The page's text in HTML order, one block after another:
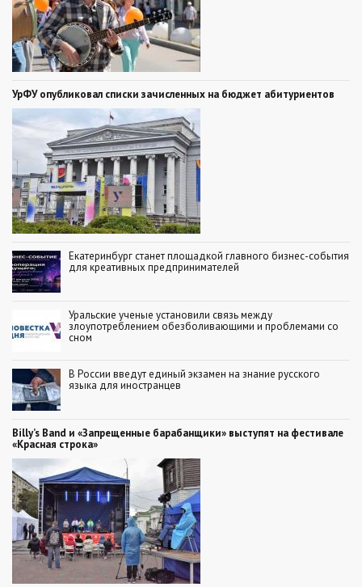
УрФУ опубликовал списки зачисленных на бюджет абитуриентов
Екатеринбург станет площадкой главного бизнес-события
для креативных предпринимателей
Уральские ученые установили связь между
злоупотреблением обезболивающими и проблемами со
сном
В России введут единый экзамен на знание русского
языка для иностранцев
Billy’s Band и «Запрещенные барабанщики» выступят на фестивале
«Красная строка»